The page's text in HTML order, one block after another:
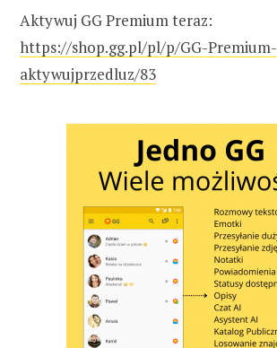
Aktywuj GG Premium teraz:
https://shop.gg.pl/pl/p/GG-Premium-
aktywujprzedluz/83